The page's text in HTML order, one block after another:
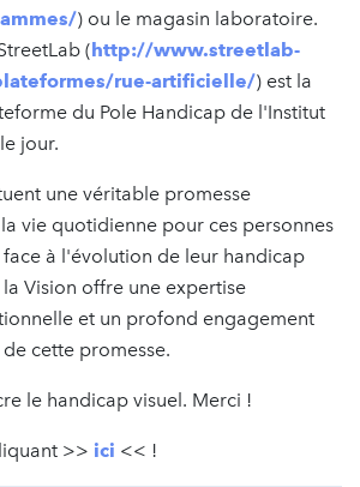
) ou le magasin laboratoire.
(http://www.streetlab-
rue-artificielle/) est la
du Pole Handicap de l'Institut
jour.
une véritable promesse
vie quotidienne pour ces personnes
à l'évolution de leur handicap
Vision offre une expertise
et un profond engagement
cette promesse.
le handicap visuel. Merci !
>> ici << !